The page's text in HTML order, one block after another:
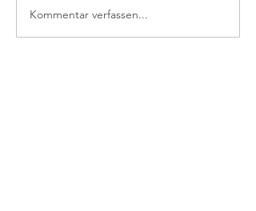
Kommentar verfassen...